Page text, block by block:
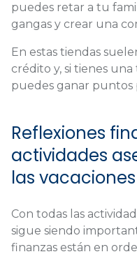
puedes retar a tu
gangas y crear una
En estas tiendas
crédito y, si tienes
puedes ganar puntos
Reflexiones
actividades
las vacaciones
Con todas las
sigue siendo
finanzas están en